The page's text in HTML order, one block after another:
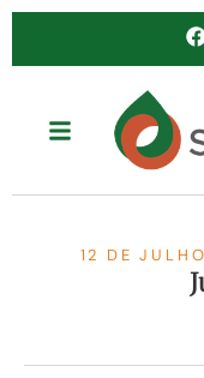
12 DE